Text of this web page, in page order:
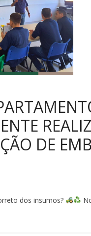
DE
dos insumos?